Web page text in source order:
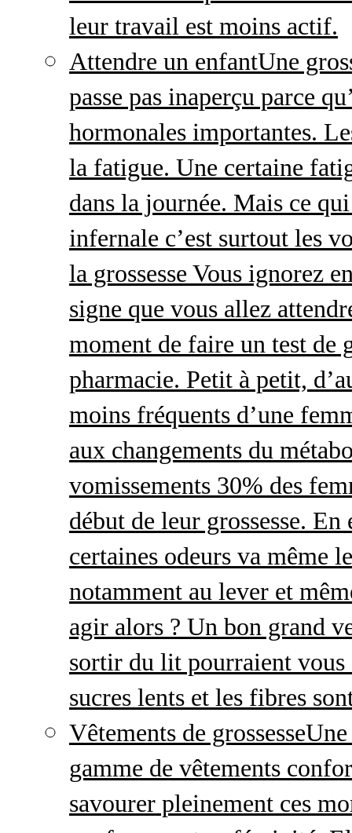
leur travail est moins actif.
Attendre un enfantUne
passe pas inaperçu parce
hormonales importantes.
la fatigue. Une certaine
dans la journée. Mais ce
infernale c’est surtout les
la grossesse Vous ignorez
signe que vous allez
moment de faire un test de
pharmacie. Petit à petit,
moins fréquents d’une
aux changements du
vomissements 30% des
début de leur grossesse.
certaines odeurs va même
notamment au lever et
agir alors ? Un bon grand
sortir du lit pourraient vous
sucres lents et les fibres
Vêtements de grossesseUne
gamme de vêtements
savourer pleinement ces